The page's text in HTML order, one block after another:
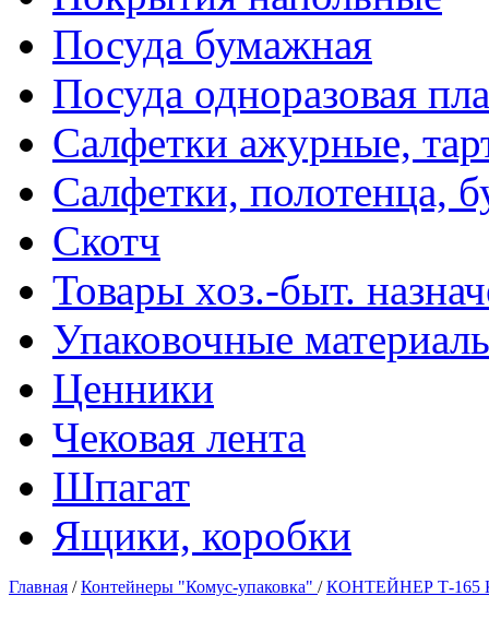
Посуда бумажная
Посуда одноразовая
Салфетки ажурные,
Салфетки, полотенца,
Скотч
Товары хоз.-быт.
Упаковочные
Ценники
Чековая лента
Шпагат
Ящики, коробки
Главная /Контейнеры "Комус-упаковка" /КОНТЕЙНЕР Т-165